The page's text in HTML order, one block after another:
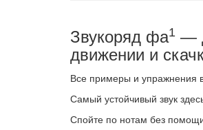
Звукоряд фа1 —
движении и
Все примеры и упражнения
Самый устойчивый звук
Спойте по нотам без